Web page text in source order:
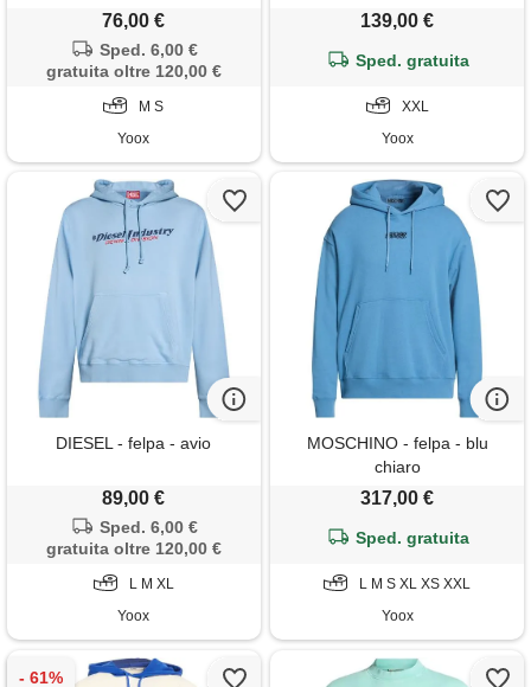
76,00 €
Sped. 6,00 €
gratuita oltre 120,00 €
M S
Yoox
139,00 €
Sped. gratuita
XXL
Yoox
DIESEL - felpa - avio
89,00 €
Sped. 6,00 €
gratuita oltre 120,00 €
L M XL
Yoox
MOSCHINO - felpa - blu
chiaro
317,00 €
Sped. gratuita
L M S XL XS XXL
Yoox